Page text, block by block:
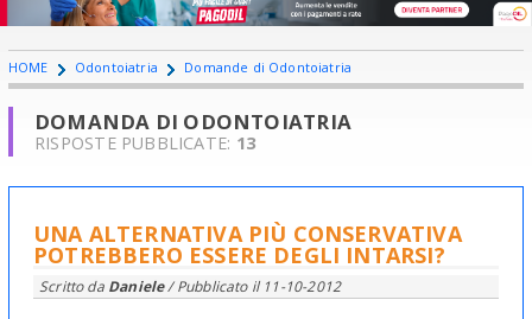
HOME Odontoiatria Domande di Odontoiatria
DOMANDA DI ODONTOIATRIA
RISPOSTE PUBBLICATE: 13
UNA ALTERNATIVA PIÙ CONSERVATIVA
POTREBBERO ESSERE DEGLI INTARSI?
Scritto da Daniele/ Pubblicato il 11-10-2012